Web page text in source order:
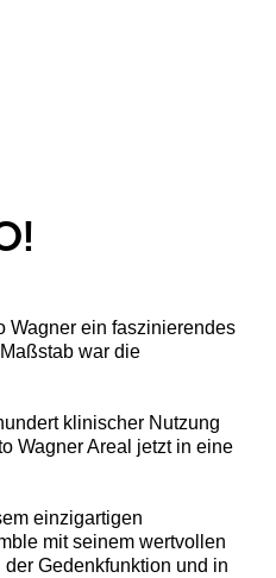
Wagner ein faszinierendes
war die
klinischer Nutzung
Wagner Areal jetzt in eine
einzigartigen
mit seinem wertvollen
Gedenkfunktion und in